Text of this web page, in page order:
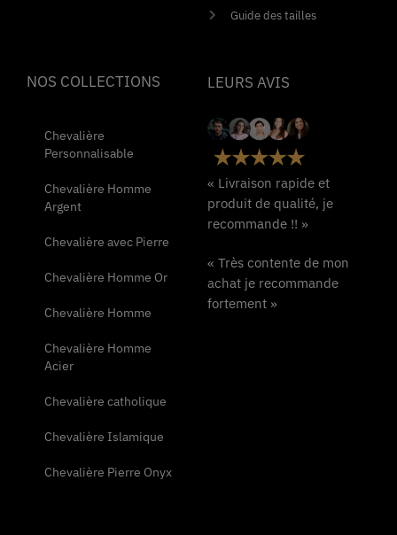
Guide des tailles
NOS COLLECTIONS
Chevalière
Personnalisable
Chevalière Homme
Argent
Chevalière avec Pierre
Chevalière Homme Or
Chevalière Homme
Chevalière Homme
Acier
Chevalière catholique
Chevalière Islamique
Chevalière Pierre Onyx
LEURS AVIS
« Livraison rapide et
produit de qualité, je
recommande !! »
« Très contente de mon
achat je recommande
fortement »